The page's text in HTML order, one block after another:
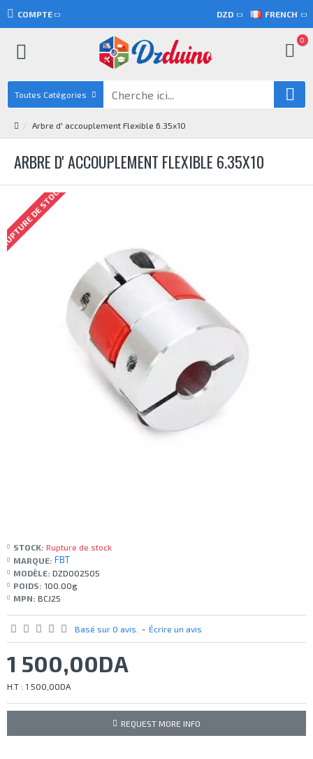
COMPTE DZD FRENCH
0
Toutes Catégories
Arbre d' accouplement Flexible 6.35x10
ARBRE D' ACCOUPLEMENT FLEXIBLE 6.35X10
DE STOCK
STOCK: Rupture de stock
MARQUE: FBT
MODÈLE: DZD002505
POIDS: 100.00g
MPN: BCJ25
Basé sur 0 avis. - Écrire un avis
1 500,00DA
H.T : 1 500,00DA
REQUEST MORE INFO